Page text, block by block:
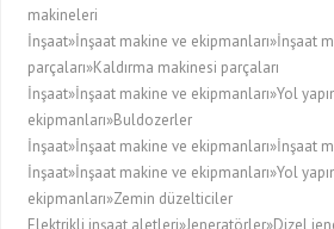
makineleri
İnşaat»İnşaat makine ve ekipmanları»İnşaat
parçaları»Kaldırma makinesi parçaları
İnşaat»İnşaat makine ve ekipmanları»Yol
ekipmanları»Buldozerler
İnşaat»İnşaat makine ve ekipmanları»İnşaat
İnşaat»İnşaat makine ve ekipmanları»Yol
ekipmanları»Zemin düzelticiler
Elektrikli inşaat aletleri»Jeneratörler»Dizel